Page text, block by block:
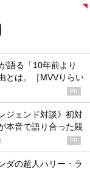
語る「10年前より
とは。［MVVりらい
PR
ジェンド対談》初対
本音で語り合った競
PR
ダの超人ハリー・ラ